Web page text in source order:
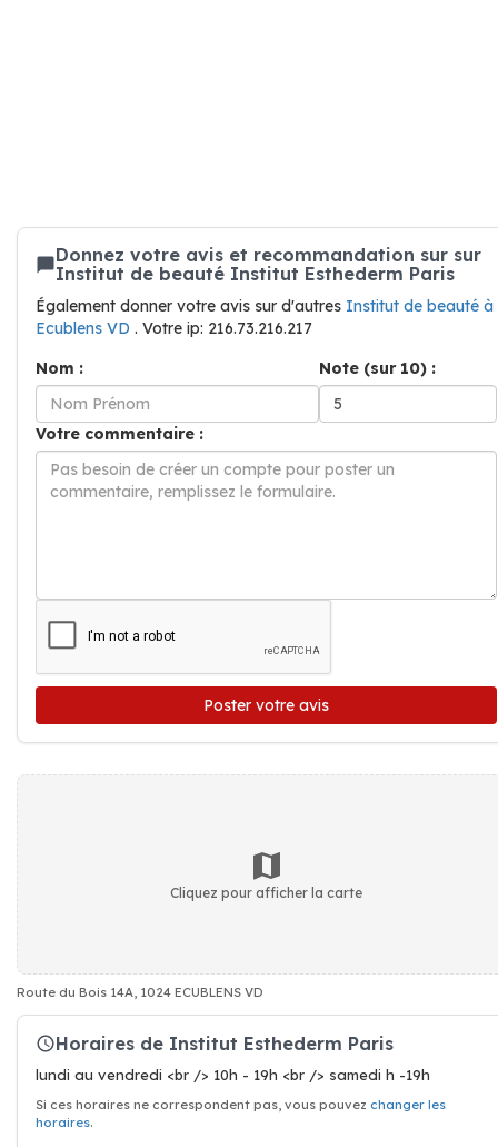
Donnez votre avis et recommandation sur sur
Institut de beauté Institut Esthederm Paris
Également donner votre avis sur d'autres Institut de beauté à
Ecublens VD . Votre ip: 216.73.216.217
Nom :
Note (sur 10) :
Votre commentaire :
Poster votre avis
Cliquez pour afficher la carte
Route du Bois 14A, 1024 ECUBLENS VD
Horaires de Institut Esthederm Paris
lundi au vendredi <br /> 10h - 19h <br /> samedi h -19h
Si ces horaires ne correspondent pas, vous pouvez changer les
horaires.